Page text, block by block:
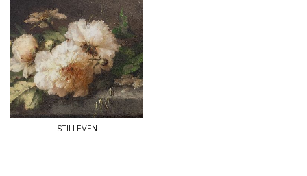
stilleven